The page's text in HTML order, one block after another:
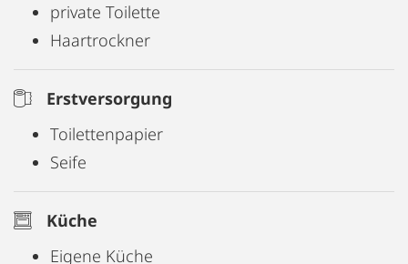
private Toilette
Haartrockner
Erstversorgung
Toilettenpapier
Seife
Küche
Eigene Küche